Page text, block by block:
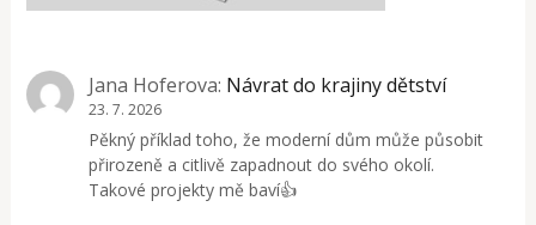
Jana Hoferova: Návrat do krajiny dětství
23. 7. 2026
Pěkný příklad toho, že moderní dům může působit
přirozeně a citlivě zapadnout do svého okolí.
Takové projekty mě baví👍